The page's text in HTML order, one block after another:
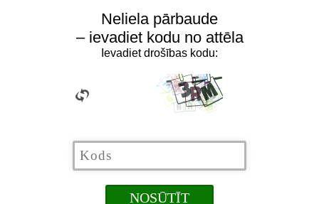
Neliela pārbaude
– ievadiet kodu no attēla
Ievadiet drošības kodu: